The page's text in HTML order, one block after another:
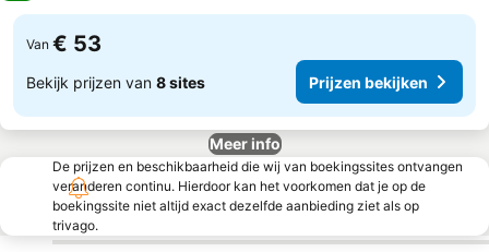
Van € 53
Bekijk prijzen van 8 sites Prijzen bekijken
Meer info
De prijzen en beschikbaarheid die wij van boekingssites ontvangen
veranderen continu. Hierdoor kan het voorkomen dat je op de
boekingssite niet altijd exact dezelfde aanbieding ziet als op
trivago.